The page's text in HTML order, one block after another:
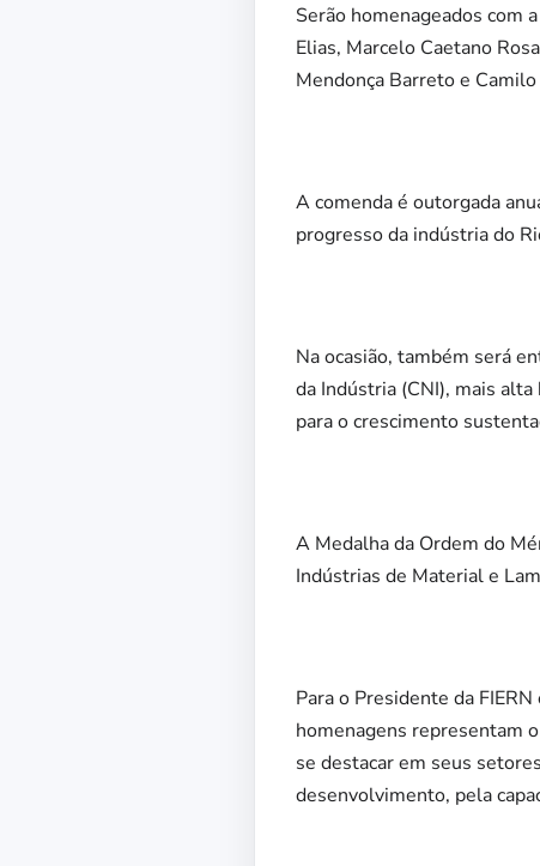
Serão homenageados com
Elias, Marcelo Caetano
Mendonça Barreto e
A comenda é outorgada
progresso da indústria do
Na ocasião, também será
da Indústria (CNI), mais
para o crescimento
A Medalha da Ordem do
Indústrias de Material e
Para o Presidente da
homenagens representam
se destacar em seus
desenvolvimento, pela